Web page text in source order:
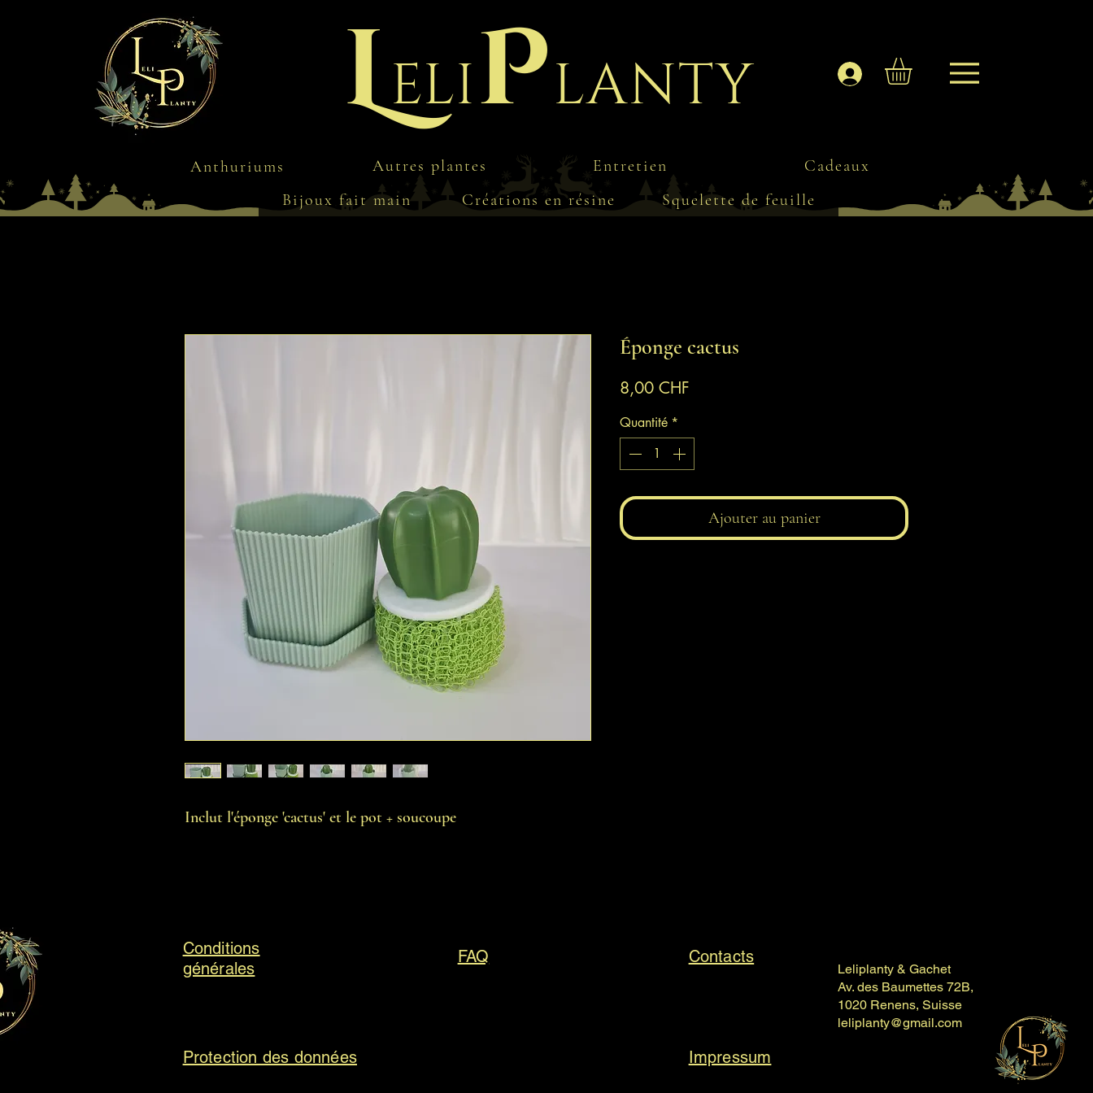
Se connecter
LeliPlanty
Anthuriums
Bijoux fait main
Autres plantes Entretien
Cadeaux
Créations en résine
Squelette de feuille
Inclut l'éponge 'cactus' et le pot + soucoupe
Éponge cactus
8,00 CHF
Quantité *
Ajouter au panier
Conditions
générales
FAQ
Protection des données
Contacts
Impressum
Leliplanty & Gachet
Av. des Baumettes 72B,
1020 Renens, Suisse
leliplanty@gmail.com